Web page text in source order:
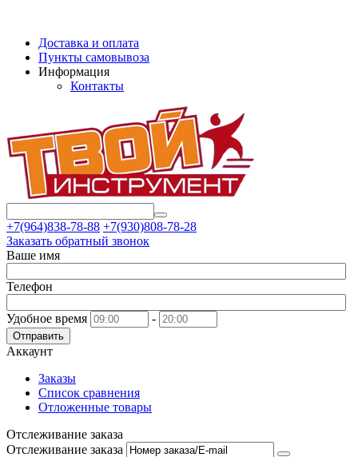
Доставка и оплата
Пункты самовывоза
Информация
Контакты
+7(964)838-78-88 +7(930)808-78-28
Заказать обратный звонок
Ваше имя
Телефон
Удобное время -
Отправить
Аккаунт
Заказы
Список сравнения
Отложенные товары
Отслеживание заказа
Отслеживание заказа